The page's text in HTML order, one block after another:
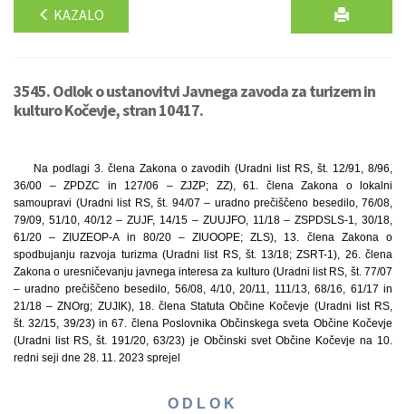
KAZALO
3545. Odlok o ustanovitvi Javnega zavoda za turizem in
kulturo Kočevje, stran 10417.
Na podlagi 3. člena Zakona o zavodih (Uradni list RS, št. 12/91, 8/96,
36/00 – ZPDZC in 127/06 – ZJZP; ZZ), 61. člena Zakona o lokalni
samoupravi (Uradni list RS, št. 94/07 – uradno prečiščeno besedilo, 76/08,
79/09, 51/10, 40/12 – ZUJF, 14/15 – ZUUJFO, 11/18 – ZSPDSLS-1, 30/18,
61/20 – ZIUZEOP-A in 80/20 – ZIUOOPE; ZLS), 13. člena Zakona o
spodbujanju razvoja turizma (Uradni list RS, št. 13/18; ZSRT-1), 26. člena
Zakona o uresničevanju javnega interesa za kulturo (Uradni list RS, št. 77/07
– uradno prečiščeno besedilo, 56/08, 4/10, 20/11, 111/13, 68/16, 61/17 in
21/18 – ZNOrg; ZUJIK), 18. člena Statuta Občine Kočevje (Uradni list RS,
št. 32/15, 39/23) in 67. člena Poslovnika Občinskega sveta Občine Kočevje
(Uradni list RS, št. 191/20, 63/23) je Občinski svet Občine Kočevje na 10.
redni seji dne 28. 11. 2023 sprejel
O D L O K